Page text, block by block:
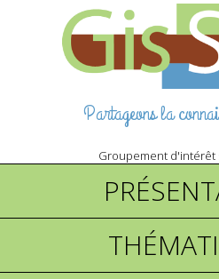
Partageons la
Groupement d'intérêt